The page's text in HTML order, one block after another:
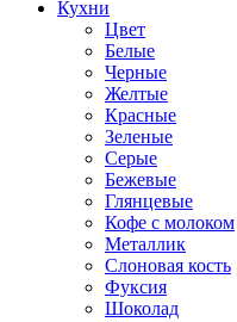
Кухни
Цвет
Белые
Черные
Желтые
Красные
Зеленые
Серые
Бежевые
Глянцевые
Кофе с молоком
Металлик
Слоновая кость
Фуксия
Шоколад